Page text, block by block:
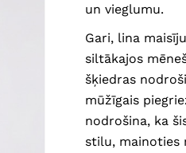
un vieglumu.
Gari, lina
siltākajos
šķiedras
mūžīgais
nodrošina, ka
stilu, mainoties